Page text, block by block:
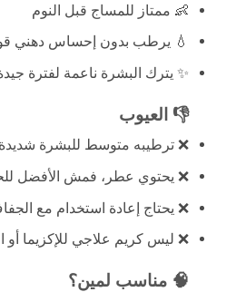
👶 ممتاز للمساج قبل النوم
💧 يرطب بدون إحساس دهني
✨ يترك البشرة ناعمة لفترة
👎 العيوب
❌ ترطيبه متوسط للبشرة
❌ يحتوي عطر، فمش الأفضل
❌ يحتاج إعادة استخدام مع
❌ ليس كريم علاجي للإكزيما أو
🧠 مناسب لمين؟